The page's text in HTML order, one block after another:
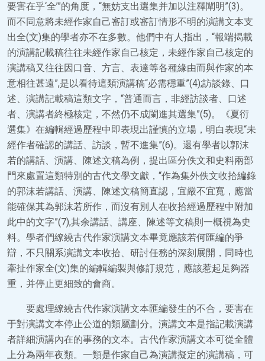
要害在乎‘全’”的角度，“無妨支出選集并加以注釋闡明”(3)。
而不同意將未經作家自己審訂或審訂情形不明的演講文本支
出全(文)集的學者亦不在多數。他們中有人指出，“報端揭載
的演講記載稿往往未經作家自己核定，未經作家自己核定的
演講稿又往往因口音、方言、表達等各種緣由而與作家的本
意相往甚遠”,是以看待這類演講稿“必需穩重”(4);訪談錄、口
述、演講記載稿這類文字，“普通而言，非經訪談者、口述
者、演講者終極核定，不然仍不成闌進其選集”(5)。《夏衍
選集》在編輯經過歷程中即表現出謹慎的立場，明白表現“未
經作者確認的講話、訪談，暫不進集”(6)。還有學者以郭沫
若的講話、演講、陳述文稿為例，提出區分佚文和史料兩部
門來處置這類特別的古代文學文獻，“作為集外佚文收拾編錄
的郭沫若講話、演講、陳述文稿簡直認，宜嚴不宜寬，應當
能確保其為郭沫若所作，而沒有別人在收拾經過歷程中附加
此中的文字”(7),其余講話、講座、陳述等文稿則一概視為史
料。學者們繚繞古代作家演講文本畢竟應該若何匯編的爭
辯，不只關系演講文本收拾、研討任務的深刻展開，同時也
牽扯作家全(文)集的編輯編製與修訂規范，應該惹起足夠器
重，并停止更細致的會商。
要處理繚繞古代作家演講文本匯編發生的不合，要害在
于對演講文本停止公道的類屬劃分。演講文本是指記載演講
者詳細演講內在的事務的文本。古代作家演講文本可從全體
上分為兩年夜類。一類是作家自己為演講擬定的演講稿，可